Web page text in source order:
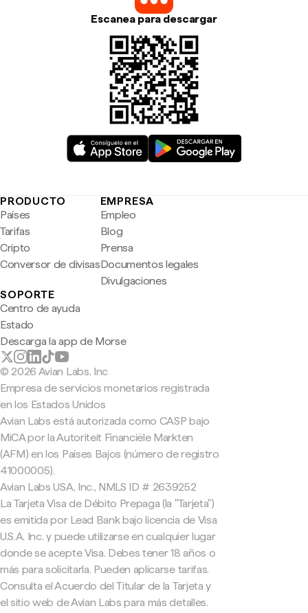
Escanea para descargar
PRODUCTO
Países
Tarifas
Cripto
Conversor de divisas
EMPRESA
Empleo
Blog
Prensa
Documentos legales
Divulgaciones
SOPORTE
Centro de ayuda
Estado
Descarga la app de Morse
© 2026 Avian Labs, Inc
Empresa de servicios monetarios registrada
en los Estados Unidos
Avian Labs está autorizada como CASP bajo
MiCA por la Autoriteit Financiële Markten
(AFM) en los Países Bajos (número de registro
41000005).
Avian Labs USA, Inc., NMLS ID # 2639252
La Tarjeta Visa de Débito Prepaga (la "Tarjeta")
es emitida por Lead Bank bajo licencia de Visa
U.S.A. Inc. y puede utilizarse en cualquier lugar
donde se acepte Visa. Debes tener 18 años o
más para solicitarla. Pueden aplicarse tarifas.
Consulta el Acuerdo del Titular de la Tarjeta y
el sitio web de Avian Labs para más detalles.